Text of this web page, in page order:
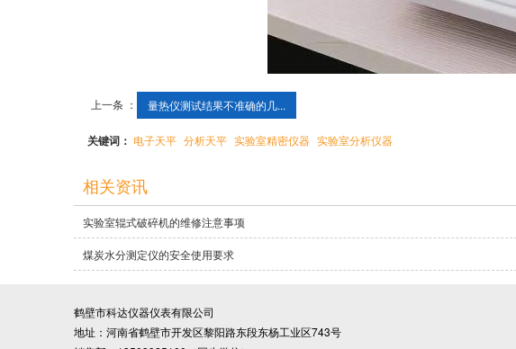
上一条 ： 量热仪测试结果不准确的几...
关键词： 电子天平 分析天平 实验室精密仪器 实验室分析仪器
相关资讯
实验室辊式破碎机的维修注意事项
煤炭水分测定仪的安全使用要求
鹤壁市科达仪器仪表有限公司
地址：河南省鹤壁市开发区黎阳路东段东杨工业区743号